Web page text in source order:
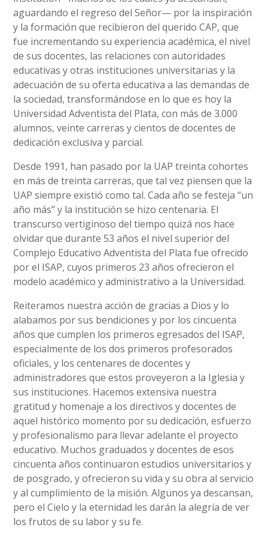
aguardando el regreso del Señor— por la inspiración
y la formación que recibieron del querido CAP, que
fue incrementando su experiencia académica, el nivel
de sus docentes, las relaciones con autoridades
educativas y otras instituciones universitarias y la
adecuación de su oferta educativa a las demandas de
la sociedad, transformándose en lo que es hoy la
Universidad Adventista del Plata, con más de 3.000
alumnos, veinte carreras y cientos de docentes de
dedicación exclusiva y parcial.
Desde 1991, han pasado por la UAP treinta cohortes
en más de treinta carreras, que tal vez piensen que la
UAP siempre existió como tal. Cada año se festeja “un
año más” y la institución se hizo centenaria. El
transcurso vertiginoso del tiempo quizá nos hace
olvidar que durante 53 años el nivel superior del
Complejo Educativo Adventista del Plata fue ofrecido
por el ISAP, cuyos primeros 23 años ofrecieron el
modelo académico y administrativo a la Universidad.
Reiteramos nuestra acción de gracias a Dios y lo
alabamos por sus bendiciones y por los cincuenta
años que cumplen los primeros egresados del ISAP,
especialmente de los dos primeros profesorados
oficiales, y los centenares de docentes y
administradores que estos proveyeron a la Iglesia y
sus instituciones. Hacemos extensiva nuestra
gratitud y homenaje a los directivos y docentes de
aquel histórico momento por su dedicación, esfuerzo
y profesionalismo para llevar adelante el proyecto
educativo. Muchos graduados y docentes de esos
cincuenta años continuaron estudios universitarios y
de posgrado, y ofrecieron su vida y su obra al servicio
y al cumplimiento de la misión. Algunos ya descansan,
pero el Cielo y la eternidad les darán la alegría de ver
los frutos de su labor y su fe.